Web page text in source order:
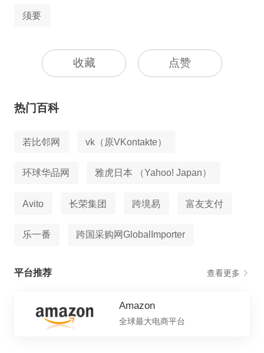
须要
收藏 点赞
热门百科
若比邻网 vk（原VKontakte）
环球华品网 雅虎日本 （Yahoo! Japan）
Avito 长荣集团 跨境易 富友支付
乐一番 跨国采购网GlobalImporter
平台推荐 查看更多
Amazon
全球最大电商平台